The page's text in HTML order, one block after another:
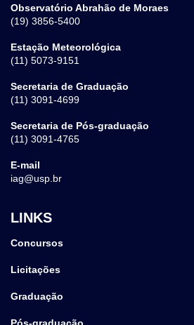
Observatório Abrahão de Moraes
(19) 3856-5400
Estação Meteorológica
(11) 5073-9151
Secretaria de Graduação
(11) 3091-4699
Secretaria de Pós-graduação
(11) 3091-4765
E-mail
iag@usp.br
LINKS
Concursos
Licitações
Graduação